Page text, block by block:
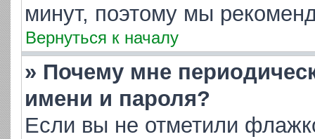
минут, поэтому мы
Вернуться к началу
» Почему мне
имени и пароля?
Если вы не отметили